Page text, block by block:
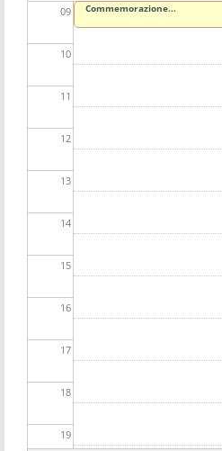
09
10
11
12
13
14
15
16
17
18
19
Commemorazione...